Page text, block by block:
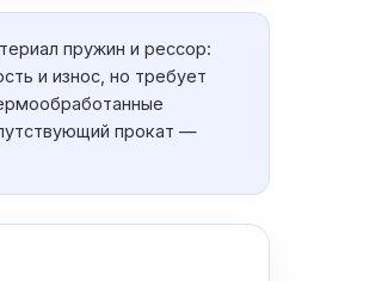
пружин и рессор:
и износ, но требует
прокат —